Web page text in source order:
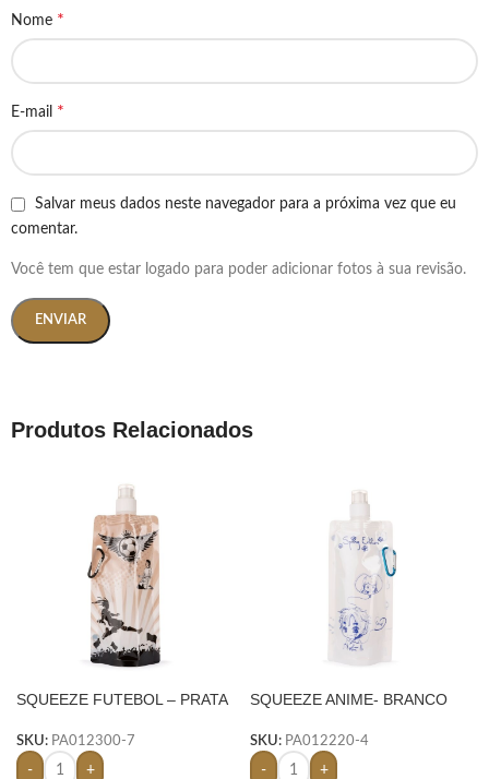
Nome *
E-mail *
Salvar meus dados neste navegador para a próxima vez que eu
comentar.
Você tem que estar logado para poder adicionar fotos à sua revisão.
Produtos Relacionados
SQUEEZE FUTEBOL – PRATA
SKU: PA012300-7
- +
SQUEEZE ANIME- BRANCO
SKU: PA012220-4
- +